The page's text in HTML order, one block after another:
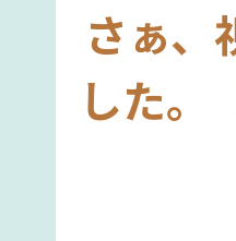
さぁ、
した。